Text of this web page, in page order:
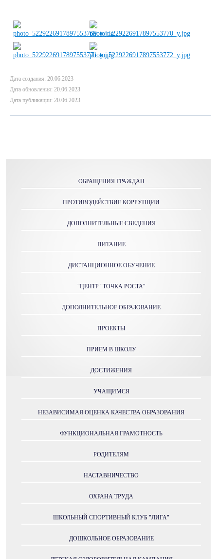
Дата создания: 20.06.2023
Дата обновления: 20.06.2023
Дата публикации: 20.06.2023
ОБРАЩЕНИЯ ГРАЖДАН
ПРОТИВОДЕЙСТВИЕ КОРРУПЦИИ
ДОПОЛНИТЕЛЬНЫЕ СВЕДЕНИЯ
ПИТАНИЕ
ДИСТАНЦИОННОЕ ОБУЧЕНИЕ
"ЦЕНТР "ТОЧКА РОСТА"
ДОПОЛНИТЕЛЬНОЕ ОБРАЗОВАНИЕ
ПРОЕКТЫ
ПРИЕМ В ШКОЛУ
ДОСТИЖЕНИЯ
УЧАЩИМСЯ
НЕЗАВИСИМАЯ ОЦЕНКА КАЧЕСТВА ОБРАЗОВАНИЯ
ФУНКЦИОНАЛЬНАЯ ГРАМОТНОСТЬ
РОДИТЕЛЯМ
НАСТАВНИЧЕСТВО
ОХРАНА ТРУДА
ШКОЛЬНЫЙ СПОРТИВНЫЙ КЛУБ "ЛИГА"
ДОШКОЛЬНОЕ ОБРАЗОВАНИЕ